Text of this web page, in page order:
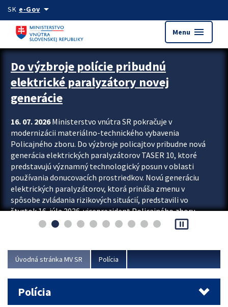
Preskocit na hlavný obsah
SK e-Govarrow_drop_down
Menu menu
Zastavit automatický posun upútavok
Do výzbroje polície pribudnú
elektrické paralyzátory novej
generácie
16. 07. 2026Ministerstvo vnútra SR pokračuje v
modernizácii materiálno-technického vybavenia
Policajného zboru. Do výzbroje policajtov pribudne nová
generácia elektrických paralyzátorov TASER 10, ktoré
predstavujú významný technologický posun v oblasti
používania donucovacích prostriedkov. Novú generáciu
elektrických paralyzátorov, ktorá prináša zmenu v
spôsobe zvládania rizikových situácií, predstavili vo
štvrtok 16. júla 2026 viceprezident Policajného zboru
Rastislav Polakovič a riaditeľ odboru výcviku...
pause_presentation
Úvodná stránka MV SR Polícia
Polícia